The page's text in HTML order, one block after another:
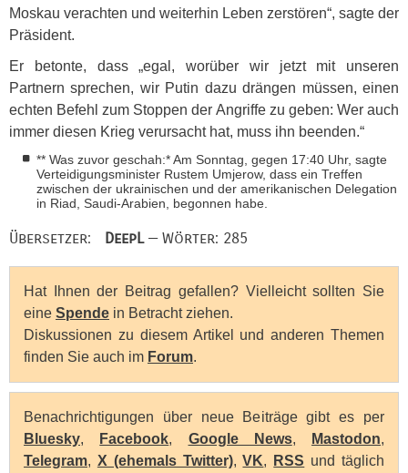
Moskau verachten und weiterhin Leben zerstören“, sagte der
Präsident.
Er betonte, dass „egal, worüber wir jetzt mit unseren
Partnern sprechen, wir Putin dazu drängen müssen, einen
echten Befehl zum Stoppen der Angriffe zu geben: Wer auch
immer diesen Krieg verursacht hat, muss ihn beenden.“
** Was zuvor geschah:* Am Sonntag, gegen 17:40 Uhr, sagte
Verteidigungsminister Rustem Umjerow, dass ein Treffen
zwischen der ukrainischen und der amerikanischen Delegation
in Riad, Saudi-Arabien, begonnen habe.
Übersetzer: DeepL— Wörter: 285
Hat Ihnen der Beitrag gefallen? Vielleicht sollten Sie
eine Spende in Betracht ziehen.
Diskussionen zu diesem Artikel und anderen Themen
finden Sie auch im Forum.
Benachrichtigungen über neue Beiträge gibt es per
Bluesky, Facebook, Google News, Mastodon,
Telegram, X (ehemals Twitter),VK, RSS und täglich